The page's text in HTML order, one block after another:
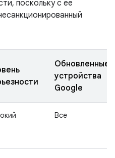
поскольку с ее
Обновленные
устройства
Google
Все